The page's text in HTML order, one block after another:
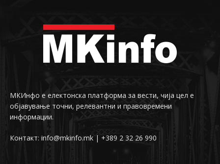
МКИнфо е електонска платформа за вести, чија цел е
објавување точни, релевантни и правовремени
информации.
Контакт: info@mkinfo.mk | +389 2 32 26 990